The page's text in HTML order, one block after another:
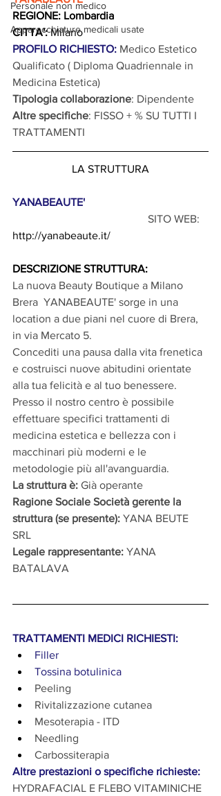
Personale non medico
Apparecchiature medicali usate
REGIONE: Lombardia
CITTA': Milano
PROFILO RICHIESTO: Medico Estetico
Qualificato ( Diploma Quadriennale in
Medicina Estetica)
Tipologia collaborazione: Dipendente
Altre specifiche: FISSO + % SU TUTTI I
TRATTAMENTI
LA STRUTTURA
YANABEAUTE'
                                                 SITO WEB:
http://yanabeaute.it/
DESCRIZIONE STRUTTURA:
La nuova Beauty Boutique a Milano
Brera  YANABEAUTE' sorge in una
location a due piani nel cuore di Brera,
in via Mercato 5.
Concediti una pausa dalla vita frenetica
e costruisci nuove abitudini orientate
alla tua felicità e al tuo benessere.
Presso il nostro centro è possibile
effettuare specifici trattamenti di
medicina estetica e bellezza con i
macchinari più moderni e le
metodologie più all'avanguardia.
La struttura è: Già operante
Ragione Sociale Società gerente la
struttura (se presente): YANA BEUTE
SRL
Legale rappresentante: YANA
BATALAVA
TRATTAMENTI MEDICI RICHIESTI:
Filler
Tossina botulinica
Peeling
Rivitalizzazione cutanea
Mesoterapia - ITD
Needling
Carbossiterapia
Altre prestazioni o specifiche richieste:
HYDRAFACIAL E FLEBO VITAMINICHE